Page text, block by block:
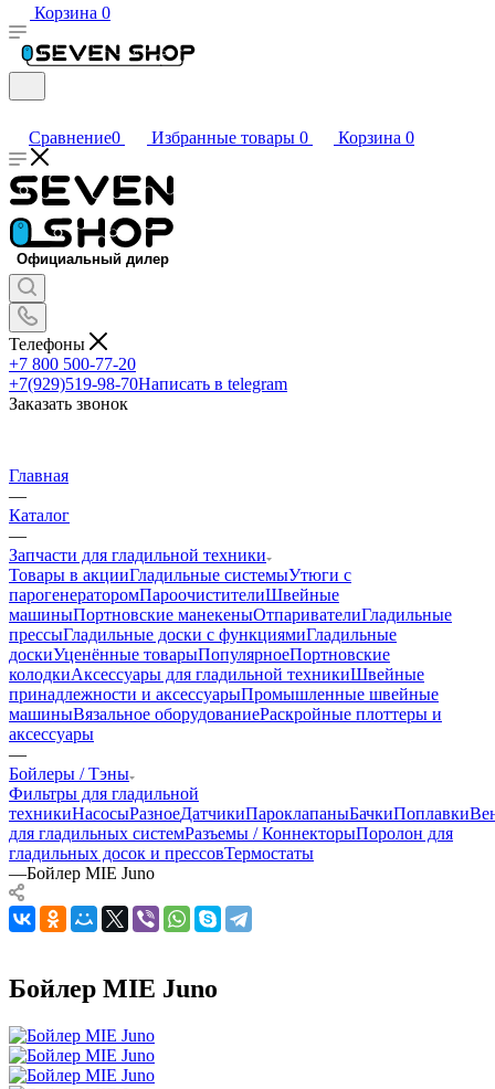
Корзина 0
Сравнение0 Избранные товары 0 Корзина 0
Телефоны
+7 800 500-77-20
+7(929)519-98-70Написать в telegram
Заказать звонок
Главная
—
Каталог
—
Запчасти для гладильной техники
Товары в акцииГладильные системыУтюги с
парогенераторомПароочистителиШвейные
машиныПортновские манекеныОтпаривателиГладильные
прессыГладильные доски с функциямиГладильные
доскиУценённые товарыПопулярноеПортновские
колодкиАксессуары для гладильной техникиШвейные
принадлежности и аксессуарыПромышленные швейные
машиныВязальное оборудованиеРаскройные плоттеры и
аксессуары
—
Бойлеры / Тэны
Фильтры для гладильной
техникиНасосыРазноеДатчикиПароклапаныБачкиПоплавки
для гладильных системРазъемы / КоннекторыПоролон для
гладильных досок и прессовТермостаты
—Бойлер MIE Juno
Бойлер MIE Juno